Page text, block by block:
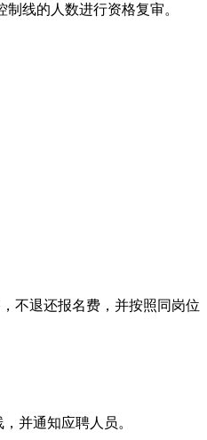
线的人数进行资格复审。
不退还报名费，并按照同岗位
并通知应聘人员。